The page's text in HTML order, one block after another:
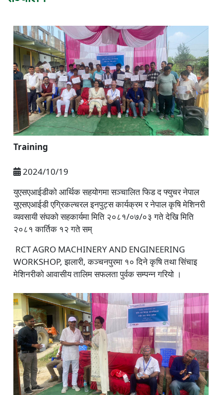
Training
2024/10/19
युएसएआईडीको आर्थिक सहयोगमा सञ्चालित फिड द फ्युचर नेपाल
युएसएआईडी एग्रिकल्चरल इनपुट्स कार्यक्रम र नेपाल कृषि मेशिनरी
व्यवसायी संघको सहकार्यमा मिति २०८१/०७/०३ गते देखि मिति
२०८१ कार्तिक १२ गते सम्
RCT AGRO MACHINERY AND ENGINEERING
WORKSHOP, झलारी, कञ्चनपुरमा १० दिने कृषि तथा सिंचाइ
मेशिनरीको आवासीय तालिम सफलता पुर्वक सम्पन्न गरियो ।